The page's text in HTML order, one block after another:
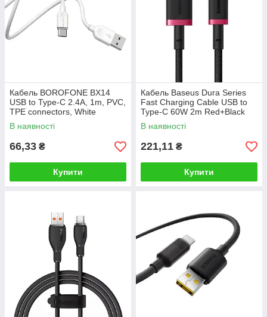
Кабель BOROFONE BX14
USB to Type-C 2.4A, 1m, PVC,
TPE connectors, White
В наявності
66,33 ₴
Купити
Кабель Baseus Dura Series
Fast Charging Cable USB to
Type-C 60W 2m Red+Black
В наявності
221,11 ₴
Купити